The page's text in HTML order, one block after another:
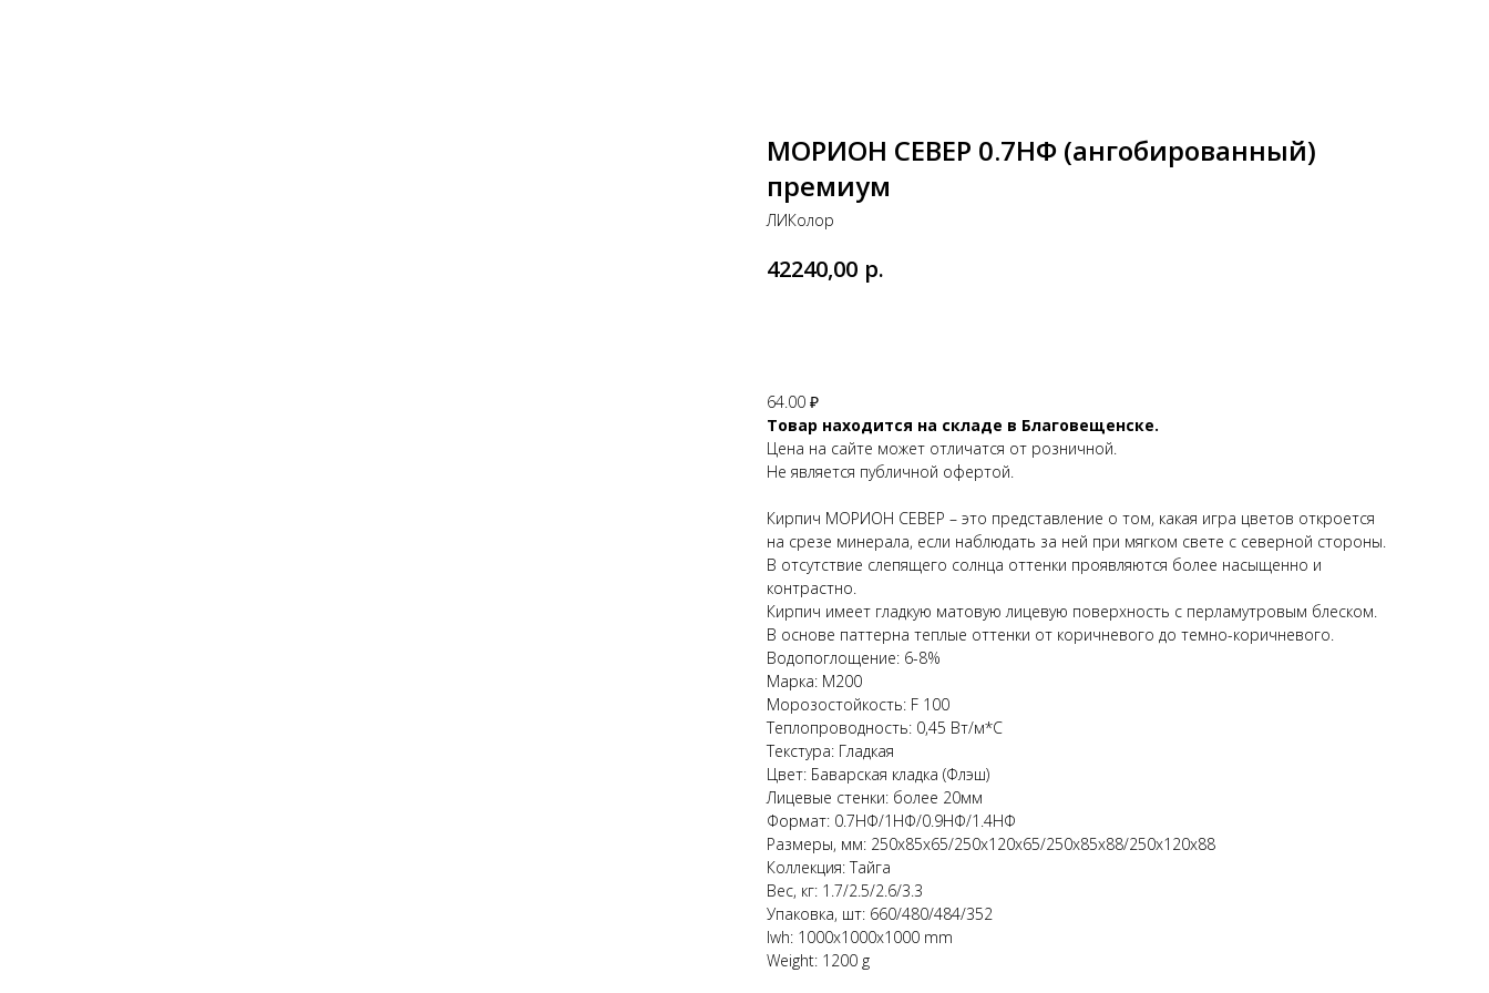
МОРИОН СЕВЕР 0.7НФ (ангобированный)
премиум
ЛИКолор
42240,00 р.
64.00 ₽
Товар находится на складе в Благовещенске.
Цена на сайте может отличатся от розничной.
Не является публичной офертой.
Кирпич МОРИОН СЕВЕР – это представление о том, какая игра цветов откроется
на срезе минерала, если наблюдать за ней при мягком свете с северной стороны.
В отсутствие слепящего солнца оттенки проявляются более насыщенно и
контрастно.
Кирпич имеет гладкую матовую лицевую поверхность с перламутровым блеском.
В основе паттерна теплые оттенки от коричневого до темно-коричневого.
Водопоглощение: 6-8%
Марка: М200
Морозостойкость: F 100
Теплопроводность: 0,45 Вт/м*С
Текстура: Гладкая
Цвет: Баварская кладка (Флэш)
Лицевые стенки: более 20мм
Формат: 0.7НФ/1НФ/0.9НФ/1.4НФ
Размеры, мм: 250х85х65/250х120х65/250х85х88/250х120х88
Коллекция: Тайга
Вес, кг: 1.7/2.5/2.6/3.3
Упаковка, шт: 660/480/484/352
lwh: 1000x1000x1000 mm
Weight: 1200 g